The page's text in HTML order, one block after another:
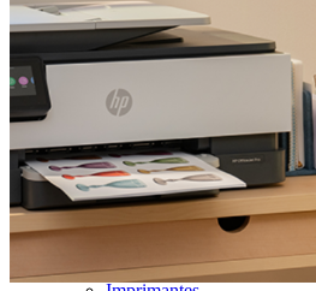
Ordinateurs portables et
Ordinateurs de bureau